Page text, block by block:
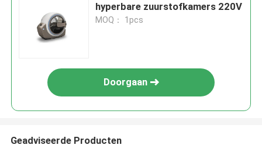
hyperbare zuurstofkamers 220V
MOQ： 1pcs
Doorgaan
Geadviseerde Producten